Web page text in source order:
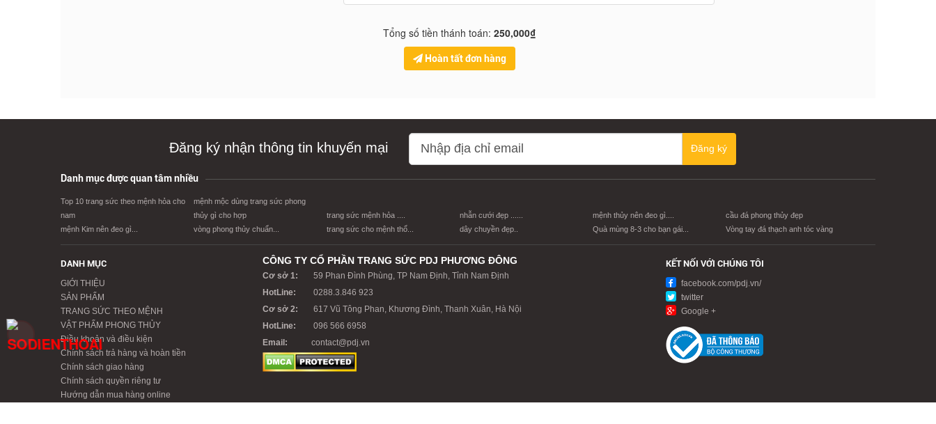
Tổng số tiền thánh toán:250,000₫
Hoàn tất đơn hàng
Đăng ký nhận thông tin khuyến mại Đăng ký
Danh mục được quan tâm nhiều
Top 10 trang sức theo mệnh hỏa cho
nam
mệnh mộc dùng trang sức phong
thủy gì cho hợp
trang sức mệnh hỏa .... nhẫn cưới đẹp ...... mệnh thủy nên đeo gì....
cầu đá phong thủy đẹp
mệnh Kim nên đeo gì...
vòng phong thủy chuẩn... trang sức cho mệnh thổ... dây chuyền đẹp.. Quà mùng 8-3 cho bạn gái... Vòng tay đá thạch anh tóc vàng
DANH MỤC
GIỚI THIỆU
SẢN PHẨM
TRANG SỨC THEO MỆNH
VẬT PHẨM PHONG THỦY
Điều khoản và điều kiện
Chính sách trả hàng và hoàn tiền
Chính sách giao hàng
Chính sách quyền riêng tư
Hướng dẫn mua hàng online
CÔNG TY CỔ PHẦN TRANG SỨC PDJ PHƯƠNG ĐÔNG
Cơ sở 1:
59 Phan Đình Phùng, TP Nam Định, Tỉnh Nam Định
HotLine:
0288.3.846 923
Cơ sở 2:
617 Vũ Tông Phan, Khương Đình, Thanh Xuân, Hà Nội
HotLine:
096 566 6958
Email:
contact@pdj.vn
KẾT NỐI VỚI CHÚNG TÔI
facebook.com/pdj.vn/
twitter
Google +